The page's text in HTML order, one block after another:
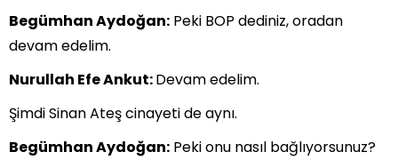
Begümhan Aydoğan: Peki BOP dediniz, oradan
devam edelim.
Nurullah Efe Ankut:Devam edelim.
Şimdi Sinan Ateş cinayeti de aynı.
Begümhan Aydoğan: Peki onu nasıl bağlıyorsunuz?